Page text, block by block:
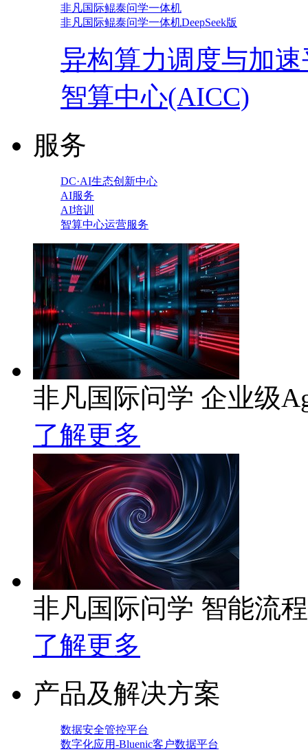
非凡国际鲲泰问学一体机
非凡国际鲲泰问学一体机DeepSeek版
异构算力调度与加
智算中心(AICC)
服务
DC·AI生态创新中心
AI服务
AI培训
智算中心运营服务
非凡国际问学 企业级
了解更多
非凡国际问学 智能流
了解更多
产品及解决方案
数据安全管控平台
数字化应用-Bluenic客户数据平台